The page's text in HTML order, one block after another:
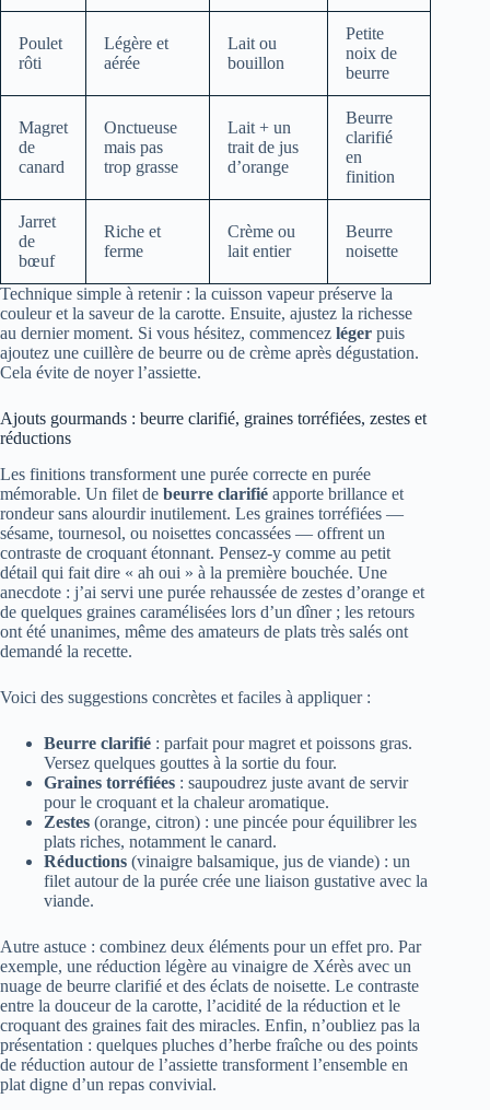
Poulet
rôti
Légère et
aérée
Lait ou
bouillon
Petite
noix de
beurre
Magret
de
canard
Onctueuse
mais pas
trop grasse
Lait + un
trait de jus
d’orange
Beurre
clarifié
en
finition
Jarret
de
bœuf
Riche et
ferme
Crème ou
lait entier
Beurre
noisette
Technique simple à retenir : la cuisson vapeur préserve la
couleur et la saveur de la carotte. Ensuite, ajustez la richesse
au dernier moment. Si vous hésitez, commencez léger puis
ajoutez une cuillère de beurre ou de crème après dégustation.
Cela évite de noyer l’assiette.
Ajouts gourmands : beurre clarifié, graines torréfiées, zestes et
réductions
Les finitions transforment une purée correcte en purée
mémorable. Un filet de beurre clarifié apporte brillance et
rondeur sans alourdir inutilement. Les graines torréfiées —
sésame, tournesol, ou noisettes concassées — offrent un
contraste de croquant étonnant. Pensez-y comme au petit
détail qui fait dire « ah oui » à la première bouchée. Une
anecdote : j’ai servi une purée rehaussée de zestes d’orange et
de quelques graines caramélisées lors d’un dîner ; les retours
ont été unanimes, même des amateurs de plats très salés ont
demandé la recette.
Voici des suggestions concrètes et faciles à appliquer :
Beurre clarifié : parfait pour magret et poissons gras.
Versez quelques gouttes à la sortie du four.
Graines torréfiées : saupoudrez juste avant de servir
pour le croquant et la chaleur aromatique.
Zestes (orange, citron) : une pincée pour équilibrer les
plats riches, notamment le canard.
Réductions (vinaigre balsamique, jus de viande) : un
filet autour de la purée crée une liaison gustative avec la
viande.
Autre astuce : combinez deux éléments pour un effet pro. Par
exemple, une réduction légère au vinaigre de Xérès avec un
nuage de beurre clarifié et des éclats de noisette. Le contraste
entre la douceur de la carotte, l’acidité de la réduction et le
croquant des graines fait des miracles. Enfin, n’oubliez pas la
présentation : quelques pluches d’herbe fraîche ou des points
de réduction autour de l’assiette transforment l’ensemble en
plat digne d’un repas convivial.